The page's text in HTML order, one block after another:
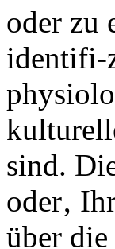
oder zu
identifi-
sind.
oder‚
über